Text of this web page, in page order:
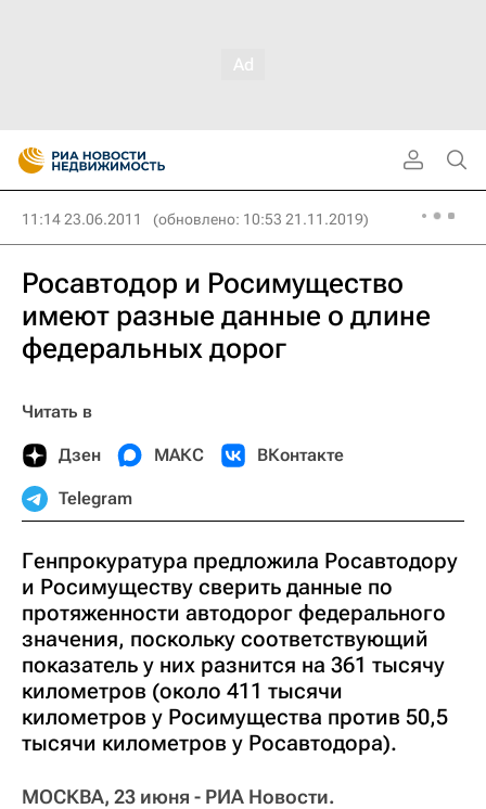
11:14 23.06.2011 (обновлено: 10:53 21.11.2019)
Росавтодор и Росимущество
имеют разные данные о длине
федеральных дорог
Читать в
Дзен МАКС ВКонтакте
Telegram
Генпрокуратура предложила Росавтодору
и Росимуществу сверить данные по
протяженности автодорог федерального
значения, поскольку соответствующий
показатель у них разнится на 361 тысячу
километров (около 411 тысячи
километров у Росимущества против 50,5
тысячи километров у Росавтодора).
МОСКВА, 23 июня - РИА Новости.